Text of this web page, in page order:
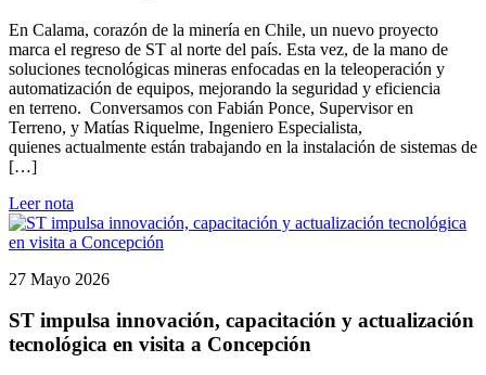
En Calama, corazón de la minería en Chile, un nuevo proyecto
marca el regreso de ST al norte del país. Esta vez, de la mano de
soluciones tecnológicas mineras enfocadas en la teleoperación y
automatización de equipos, mejorando la seguridad y eficiencia
en terreno. Conversamos con Fabián Ponce, Supervisor en
Terreno, y Matías Riquelme, Ingeniero Especialista,
quienes actualmente están trabajando en la instalación de sistemas de
[…]
Leer nota
27 Mayo 2026
ST impulsa innovación, capacitación y actualización
tecnológica en visita a Concepción